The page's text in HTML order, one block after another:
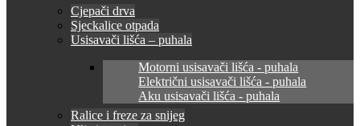
Cjepači drva
Sjeckalice otpada
Usisavači lišća – puhala
Motorni usisavači lišća - puhala
Električni usisavači lišća - puhala
Aku usisavači lišća - puhala
Ralice i freze za snijeg